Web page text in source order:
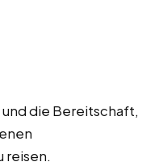
die Bereitschaft,
reisen.